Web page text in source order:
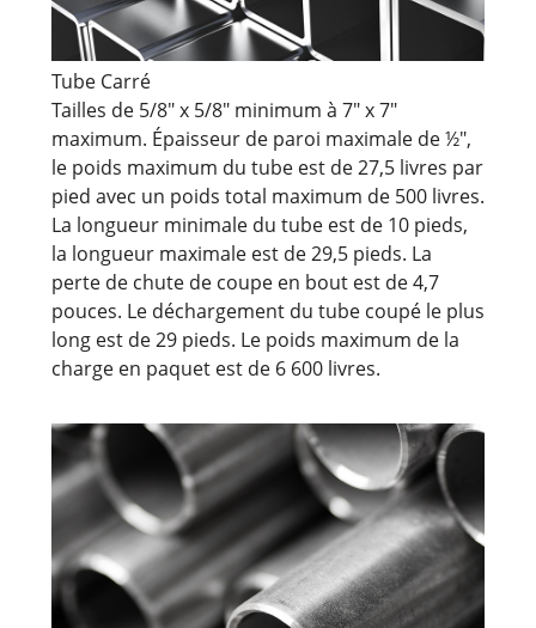
Tube Carré
Tailles de 5/8" x 5/8" minimum à 7" x 7"
maximum. Épaisseur de paroi maximale de ½",
le poids maximum du tube est de 27,5 livres par
pied avec un poids total maximum de 500 livres.
La longueur minimale du tube est de 10 pieds,
la longueur maximale est de 29,5 pieds. La
perte de chute de coupe en bout est de 4,7
pouces. Le déchargement du tube coupé le plus
long est de 29 pieds. Le poids maximum de la
charge en paquet est de 6 600 livres.